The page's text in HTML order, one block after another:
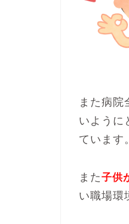
また病院
いように
ています。
また子供
い職場環